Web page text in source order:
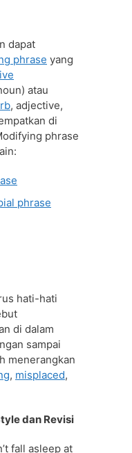
dapat
phrase yang
atau
, adjective,
di
phrase
phrase
hati-hati
di dalam
sampai
menerangkan
, misplaced,
dan Revisi
fall asleep at